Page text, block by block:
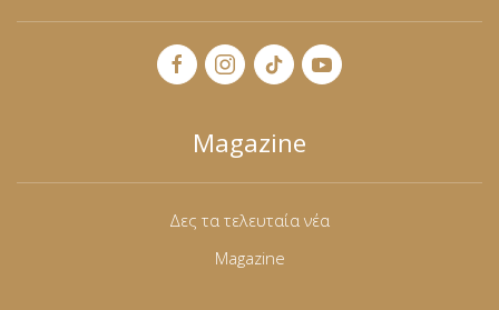
Magazine
Δες τα τελευταία νέα
Magazine